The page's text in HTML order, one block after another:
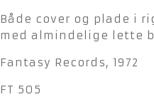
Både cover og plade i
med almindelige lette
Fantasy Records, 1972
FT 505